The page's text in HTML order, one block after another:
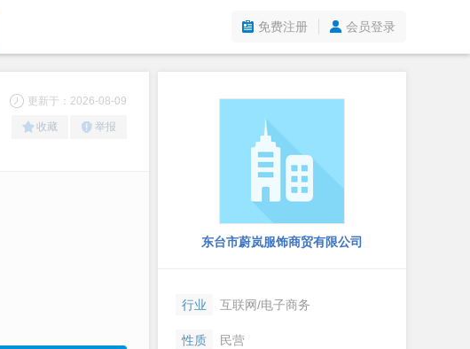
免费注册 会员登录
更新于：2026-08-09
收藏 举报
东台市蔚岚服饰商贸有限公司
行业 互联网/电子商务
性质 民营